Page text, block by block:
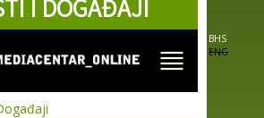
toI DOGAĐAJI
BHS
ENG